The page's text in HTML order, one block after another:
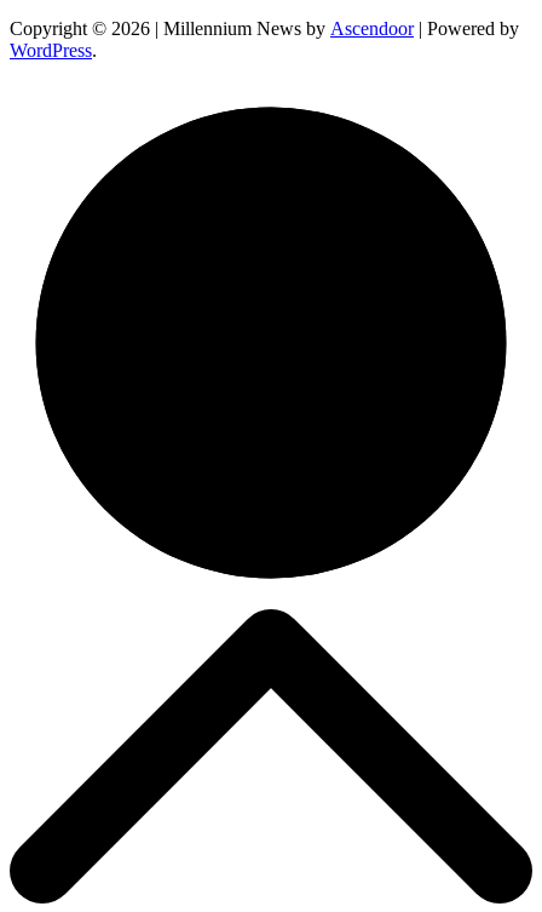
Copyright © 2026 | Millennium News by Ascendoor| Powered by
WordPress.